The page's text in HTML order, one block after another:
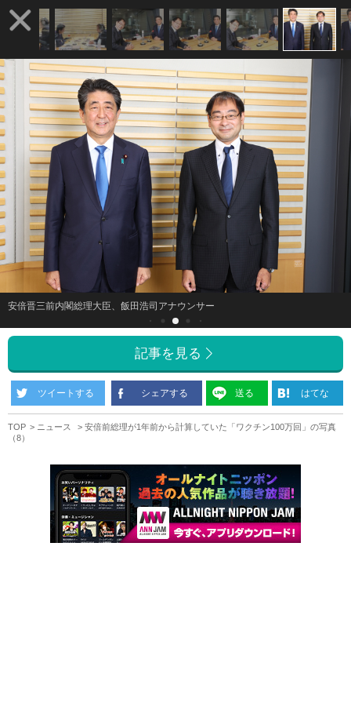
安倍晋三前内閣総理大臣、飯田浩司アナウンサー
記事を見る
ツイートする シェアする 送る はてな
TOP ニュース
安倍前総理が1年前から計算していた「ワクチン100万回」の写真
（8）